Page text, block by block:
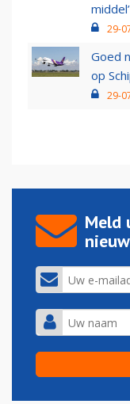
middel’
29-
Goed
op
29-
Meld